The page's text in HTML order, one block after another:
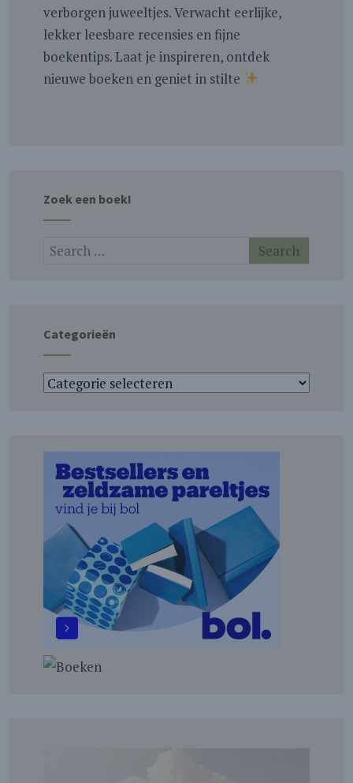
verborgen juweeltjes. Verwacht eerlijke,
lekker leesbare recensies en fijne
boekentips. Laat je inspireren, ontdek
nieuwe boeken en geniet in stilte
Zoek een boek!
Categorieën
Categorieën